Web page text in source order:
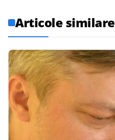
Articole similare